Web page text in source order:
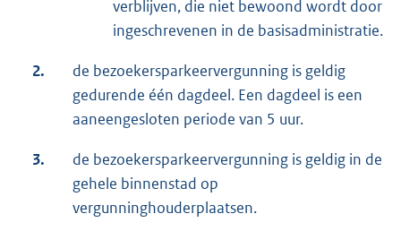
verblijven, die niet bewoond wordt door
ingeschrevenen in de basisadministratie.
2.
de bezoekersparkeervergunning is geldig
gedurende één dagdeel. Een dagdeel is een
aaneengesloten periode van 5 uur.
3.
de bezoekersparkeervergunning is geldig in de
gehele binnenstad op
vergunninghouderplaatsen.